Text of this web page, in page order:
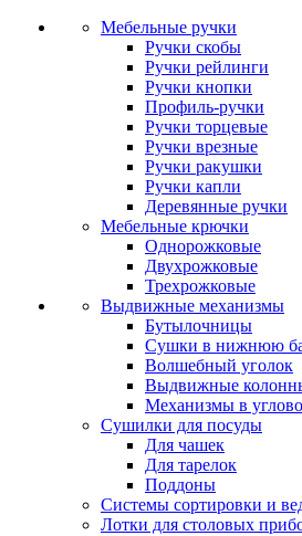
Мебельные ручки
Ручки скобы
Ручки рейлинги
Ручки кнопки
Профиль-ручки
Ручки торцевые
Ручки врезные
Ручки ракушки
Ручки капли
Деревянные ручки
Мебельные крючки
Однорожковые
Двухрожковые
Трехрожковые
Выдвижные механизмы
Бутылочницы
Сушки в нижнюю
Волшебный уголок
Выдвижные
Механизмы в
Сушилки для посуды
Для чашек
Для тарелок
Поддоны
Системы сортировки и
Лотки для столовых